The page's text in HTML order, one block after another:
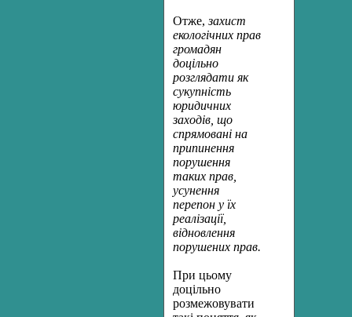
Отже,захист
екологічних прав
громадян
доцільно
розглядати як
сукупність
юридичних
заходів, що
спрямовані на
припинення
порушення
таких прав,
усунення
перепон у їх
реалізації,
відновлення
порушених прав.
При цьому
доцільно
розмежовувати